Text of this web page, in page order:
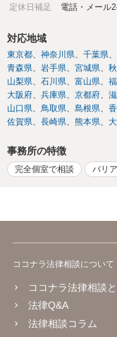
定休日補足
電話・メール
対応地域
東京都 神奈川県 千葉県
青森県
岩手県 宮城県
山梨県
石川県 富山県
大阪府
兵庫県 京都府
山口県
鳥取県 島根県
佐賀県
長崎県 熊本県
事務所の特徴
完全個室で相談 バリ
ココナラ法律相談について
ココナラ法律相談
法律Q&A
法律相談コラム